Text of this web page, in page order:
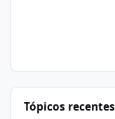
Tópicos recentes